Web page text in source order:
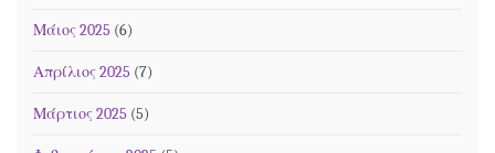
Μάιος 2025 (6)
Απρίλιος 2025 (7)
Μάρτιος 2025 (5)